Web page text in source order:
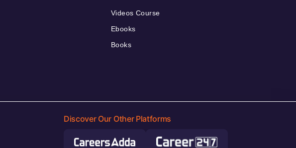
Videos Course
Ebooks
Books
Discover Our Other Platforms